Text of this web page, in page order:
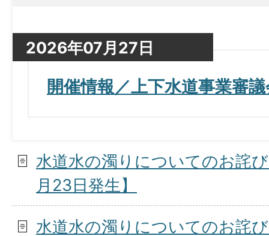
2026年07月27日
開催情報／上下水道事業審
水道水の濁りについてのお詫
月23日発生】
水道水の濁りについてのお詫